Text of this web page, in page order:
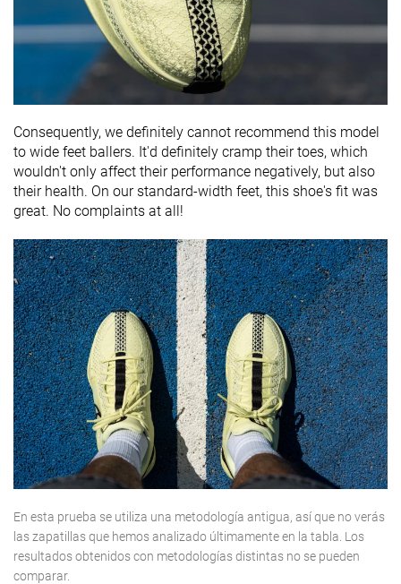
Consequently, we definitely cannot recommend this model
to wide feet ballers. It'd definitely cramp their toes, which
wouldn't only affect their performance negatively, but also
their health. On our standard-width feet, this shoe's fit was
great. No complaints at all!
En esta prueba se utiliza una metodología antigua, así que no verás
las zapatillas que hemos analizado últimamente en la tabla. Los
resultados obtenidos con metodologías distintas no se pueden
comparar.